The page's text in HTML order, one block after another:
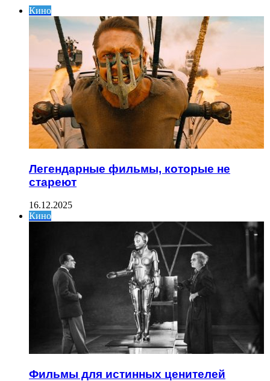
Кино
Легендарные фильмы, которые не
стареют
16.12.2025
Кино
Фильмы для истинных ценителей